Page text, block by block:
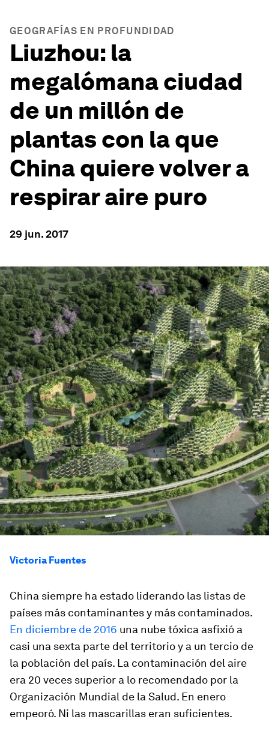
GEOGRAFÍAS EN PROFUNDIDAD
Liuzhou: la
megalómana ciudad
de un millón de
plantas con la que
China quiere volver a
respirar aire puro
29 jun. 2017
Victoria Fuentes
China siempre ha estado liderando las listas de
países más contaminantes y más contaminados.
En diciembre de 2016 una nube tóxica asfixió a
casi una sexta parte del territorioy a un tercio de
la población del país. La contaminación del aire
era 20 veces superior a lo recomendado por la
Organización Mundial de la Salud. En enero
empeoró. Ni las mascarillas eran suficientes.